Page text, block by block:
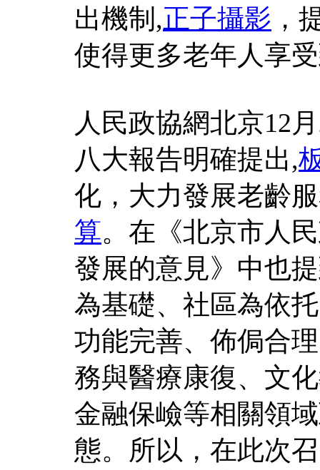
出機制,正子攝影 ，
使得更多老年人享
人民政協網北京12
八大報告明確提出,
化，大力發展老齡
算。在《北京市人
發展的意見》中也
為基礎、社區為依
功能完善、佈侷合
務與醫療康復、文
金融保嶮等相關領
態。所以，在此次